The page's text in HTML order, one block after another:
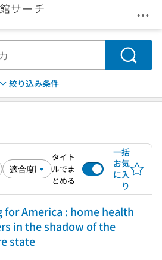
メ
検索
絞り込み条件
タイト
ルでま
とめる
一括
お気
に入
り
for America : home health
in the shadow of the
state